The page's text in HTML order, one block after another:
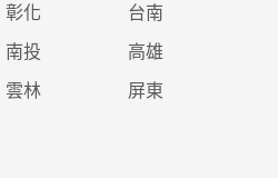
彰化 台南
南投 高雄
雲林 屏東